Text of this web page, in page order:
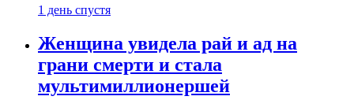
1 день спустя
Женщина увидела рай и ад на
грани смерти и стала
мультимиллионершей